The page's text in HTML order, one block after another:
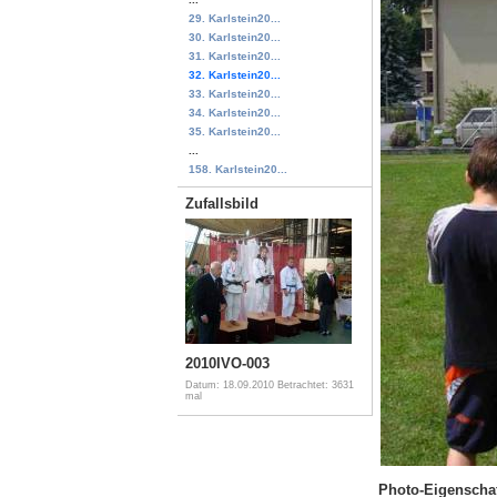
29. Karlstein20...
30. Karlstein20...
31. Karlstein20...
32. Karlstein20...
33. Karlstein20...
34. Karlstein20...
35. Karlstein20...
158. Karlstein20...
Zufallsbild
2010IVO-003
Datum: 18.09.2010 Betrachtet: 3631
mal
Photo-